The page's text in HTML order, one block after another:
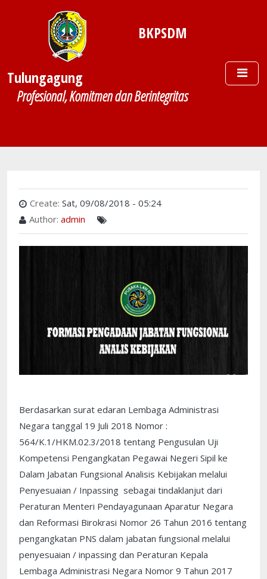
BKPSDM
Tulungagung
Profesional, Komitmen dan Berintegritas
Create: Sat, 09/08/2018 - 05:24
Author: admin
Berdasarkan surat edaran Lembaga Administrasi
Negara tanggal 19 Juli 2018 Nomor :
564/K.1/HKM.02.3/2018 tentang Pengusulan Uji
Kompetensi Pengangkatan Pegawai Negeri Sipil ke
Dalam Jabatan Fungsional Analisis Kebijakan melalui
Penyesuaian / Inpassing sebagai tindaklanjut dari
Peraturan Menteri Pendayagunaan Aparatur Negara
dan Reformasi Birokrasi Nomor 26 Tahun 2016 tentang
pengangkatan PNS dalam jabatan fungsional melalui
penyesuaian / inpassing dan Peraturan Kepala
Lembaga Administrasi Negara Nomor 9 Tahun 2017